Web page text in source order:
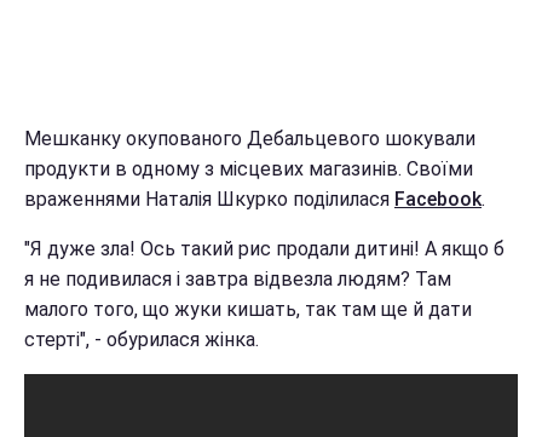
Мешканку окупованого Дебальцевого шокували
продукти в одному з місцевих магазинів. Своїми
враженнями Наталія Шкурко поділилася Facebook.
"Я дуже зла! Ось такий рис продали дитині! А якщо б
я не подивилася і завтра відвезла людям? Там
малого того, що жуки кишать, так там ще й дати
стерті", - обурилася жінка.